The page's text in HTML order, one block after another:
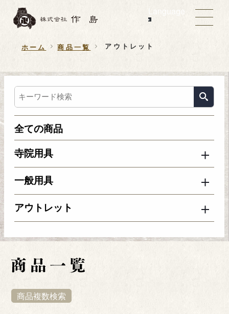
Language
ホーム 商品一覧 アウトレット
全ての商品
寺院用具
一般用具
アウトレット
商品複数検索